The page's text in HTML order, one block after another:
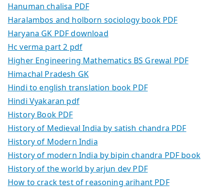
Hanuman chalisa PDF
Haralambos and holborn sociology book PDF
Haryana GK PDF download
Hc verma part 2 pdf
Higher Engineering Mathematics BS Grewal PDF
Himachal Pradesh GK
Hindi to english translation book PDF
Hindi Vyakaran pdf
History Book PDF
History of Medieval India by satish chandra PDF
History of Modern India
History of modern India by bipin chandra PDF book
History of the world by arjun dev PDF
How to crack test of reasoning arihant PDF